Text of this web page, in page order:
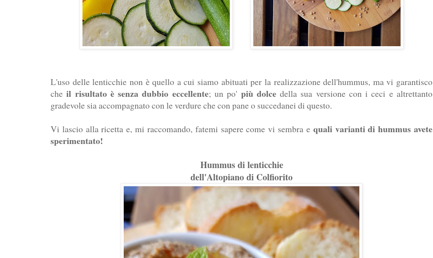
L'uso delle lenticchie non è quello a cui siamo abituati per la realizzazione dell'hummus, ma vi garantisco
cheil risultato è senza dubbio eccellente; un po' più dolcedella sua versione con i ceci e altrettanto
gradevole sia accompagnato con le verdure che con pane o succedanei di questo.
Vi lascio alla ricetta e, mi raccomando, fatemi sapere come vi sembra e quali varianti di hummus avete
sperimentato!
Hummus di lenticchie
dell'Altopiano di Colfiorito